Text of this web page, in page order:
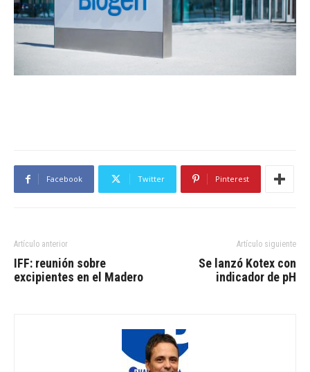
Facebook Twitter Pinterest
Artículo anterior
IFF: reunión sobre
excipientes en el Madero
Artículo siguiente
Se lanzó Kotex con
indicador de pH